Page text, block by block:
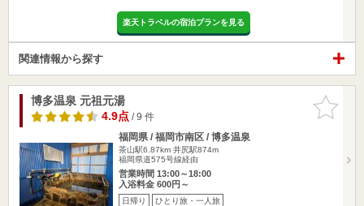
楽天トラベルの宿泊プランを見る
関連情報から探す
お気に入
りに追加
博多温泉 元祖元湯
4.9点/ 9 件
福岡県 / 福岡市南区 / 博多温泉
茶山駅6.87km 井尻駅874m
福岡県道575号線経由
営業時間 13:00～18:00
入浴料金 600円～
日帰り ひとり旅・一人旅